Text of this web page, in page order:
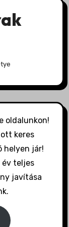
oldalunkon!
keres
helyen jár!
év teljes
javítása